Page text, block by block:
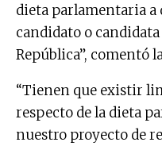
dieta parlamentaria a
candidato o
República”, comentó
“Tienen que existir
respecto de la dieta
nuestro proyecto de